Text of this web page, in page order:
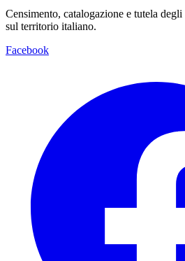
Censimento, catalogazione e tutela
sul territorio italiano.
Facebook